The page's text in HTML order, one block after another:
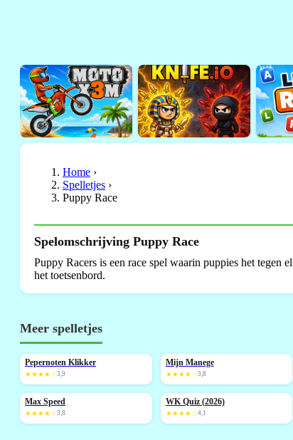
Home ›
Spelletjes ›
Puppy Race
Spelomschrijving Puppy Race
Puppy Racers is een race spel waarin puppies het tegen
het toetsenbord.
Meer spelletjes
NIEUW
Pepernoten Klikker
★★★★☆3,9
Mijn Manege
★★★★☆3,8
NIEUW
Max Speed
★★★★☆3,8
NIEUW
WK Quiz (2026)
★★★★☆4,1